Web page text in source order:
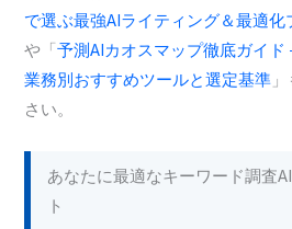
で選ぶ最強AIライティング＆最適
や「予測AIカオスマップ徹底ガイ
業務別おすすめツールと選定基準
さい。
あなたに最適なキーワード調査
ト